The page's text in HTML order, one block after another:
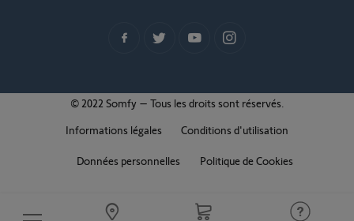
© 2022 Somfy – Tous les droits sont réservés.
Informations légales
Conditions d'utilisation
Données personnelles Politique de Cookies